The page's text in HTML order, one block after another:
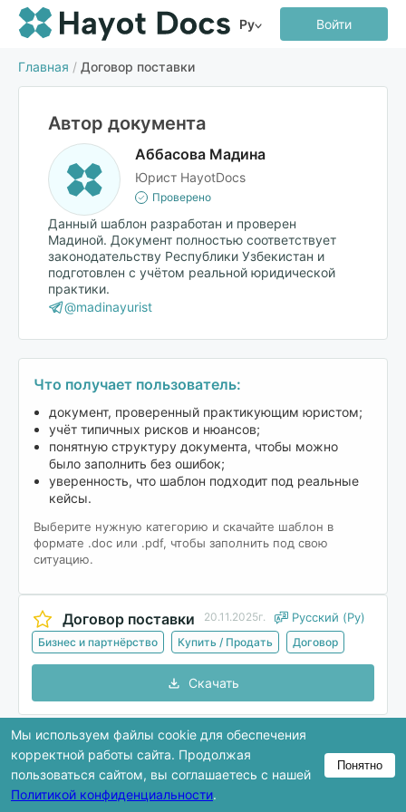
Ру Войти
Главная / Договор поставки
Автор документа
Аббасова Мадина
Юрист HayotDocs
Проверено
Данный шаблон разработан и проверен
Мадиной. Документ полностью соответствует
законодательству Республики Узбекистан и
подготовлен с учётом реальной юридической
практики.
@madinayurist
Что получает пользователь:
документ, проверенный практикующим юристом;
учёт типичных рисков и нюансов;
понятную структуру документа, чтобы можно
было заполнить без ошибок;
уверенность, что шаблон подходит под реальные
кейсы.
Выберите нужную категорию и скачайте шаблон в
формате .doc или .pdf, чтобы заполнить под свою
ситуацию.
Договор поставки 20.11.2025г. Русский (Ру)
Бизнес и партнёрство Купить / Продать Договор
Скачать
В предпросмотре показана только часть
документа. Полная версия доступна после
скачивания.
Мы используем файлы cookie для обеспечения
корректной работы сайта. Продолжая
пользоваться сайтом, вы соглашаетесь с нашей
Политикой конфиденциальности.
Понятно